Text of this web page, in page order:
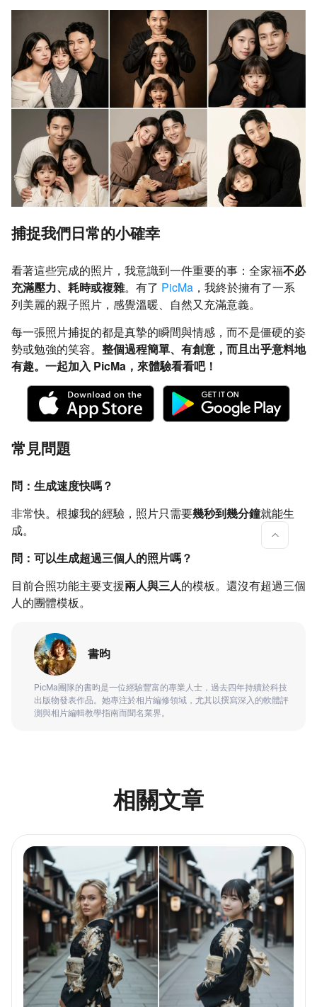
捕捉我們日常的小確幸
看著這些完成的照片，我意識到一件重要的事：全家福不必
充滿壓力、耗時或複雜。有了 PicMa ，我終於擁有了一系
列美麗的親子照片，感覺溫暖、自然又充滿意義。
每一張照片捕捉的都是真摯的瞬間與情感，而不是僵硬的姿
勢或勉強的笑容。 整個過程簡單、有創意，而且出乎意料地
有趣。一起加入 PicMa，來體驗看看吧！
常見問題
問：生成速度快嗎？
非常快。根據我的經驗，照片只需要幾秒到幾分鐘就能生
成。
問：可以生成超過三個人的照片嗎？
目前合照功能主要支援兩人與三人的模板。還沒有超過三個
人的團體模板。
書昀
PicMa團隊的書昀是一位經驗豐富的專業人士，過去四年持續於科技
出版物發表作品。她專注於相片編修領域，尤其以撰寫深入的軟體評
測與相片編輯教學指南而聞名業界。
相關文章